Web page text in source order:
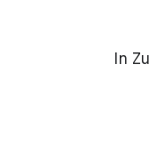
In